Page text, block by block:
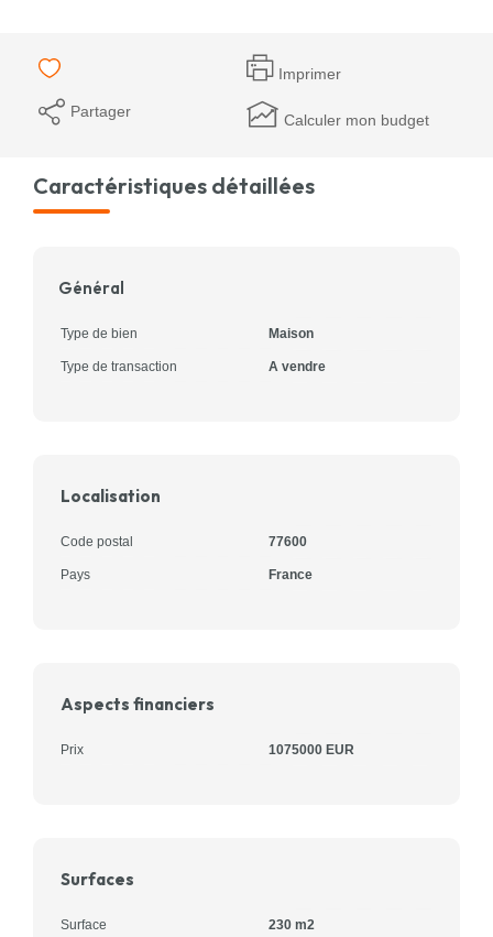
Imprimer
Partager Calculer mon budget
Caractéristiques détaillées
Général
Type de bien Maison
Type de transaction A vendre
Localisation
Code postal 77600
Pays France
Aspects financiers
Prix 1075000 EUR
Surfaces
Surface 230 m2